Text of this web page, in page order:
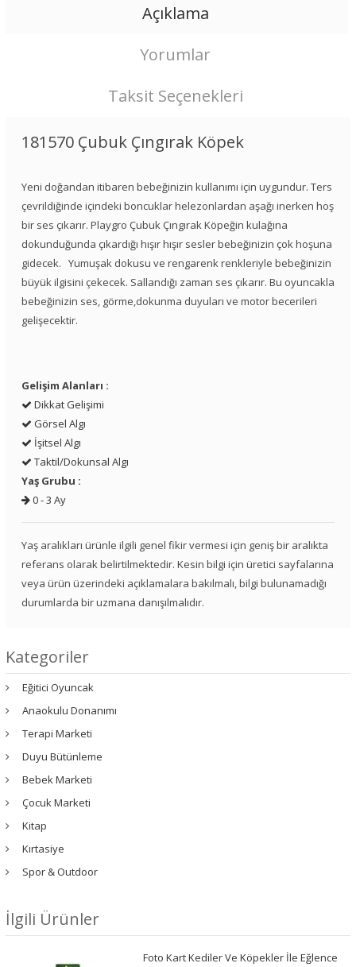
Açıklama
Yorumlar
Taksit Seçenekleri
181570 Çubuk Çıngırak Köpek
Yeni doğandan itibaren bebeğinizin kullanımı için uygundur. Ters
çevrildiğinde içindeki boncuklar helezonlardan aşağı inerken hoş
bir ses çıkarır. Playgro Çubuk Çıngırak Köpeğin kulağına
dokunduğunda çıkardığı hışır hışır sesler bebeğinizin çok hoşuna
gidecek. Yumuşak dokusu ve rengarenk renkleriyle bebeğinizin
büyük ilgisini çekecek. Sallandığı zaman ses çıkarır. Bu oyuncakla
bebeğinizin ses, görme,dokunma duyuları ve motor becerileri
gelişecektir.
Gelişim Alanları :
Dikkat Gelişimi
Görsel Algı
İşitsel Algı
Taktil/Dokunsal Algı
Yaş Grubu :
0 - 3 Ay
Yaş aralıkları ürünle ilgili genel fikir vermesi için geniş bir aralıkta
referans olarak belirtilmektedir. Kesin bilgi için üretici sayfalarına
veya ürün üzerindeki açıklamalara bakılmalı, bilgi bulunamadığı
durumlarda bir uzmana danışılmalıdır.
Kategoriler
Eğitici Oyuncak
Anaokulu Donanımı
Terapi Marketi
Duyu Bütünleme
Bebek Marketi
Çocuk Marketi
Kitap
Kırtasiye
Spor & Outdoor
İlgili Ürünler
Foto Kart Kediler Ve Köpekler İle Eğlence